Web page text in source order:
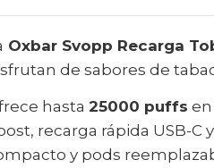
Oxbar Svopp Recarga
de sabores de
hasta 25000 puffs
recarga rápida USB-C
y pods